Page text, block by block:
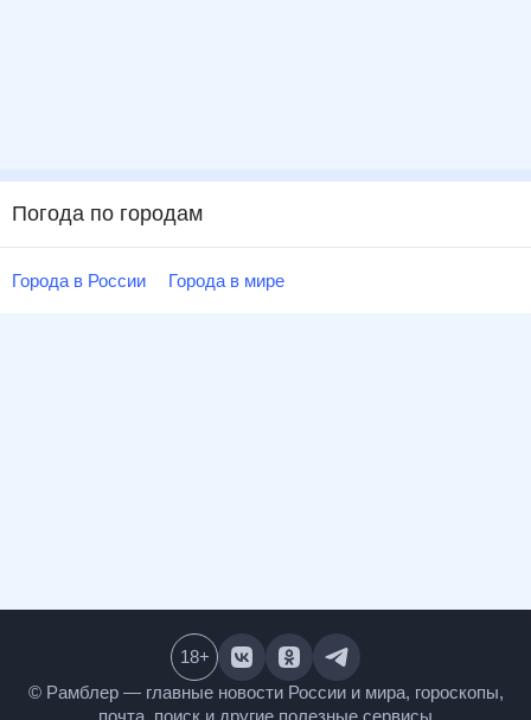
Погода по городам
Города в России Города в мире
© Рамблер — главные новости России и мира,
18+